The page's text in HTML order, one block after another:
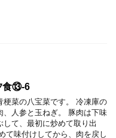
食⑬-6
梗菜の八宝菜です。 冷凍庫の
、人参と玉ねぎ。 豚肉は下味
して、最初に炒めて取り出
て味付けしてから、肉を戻し